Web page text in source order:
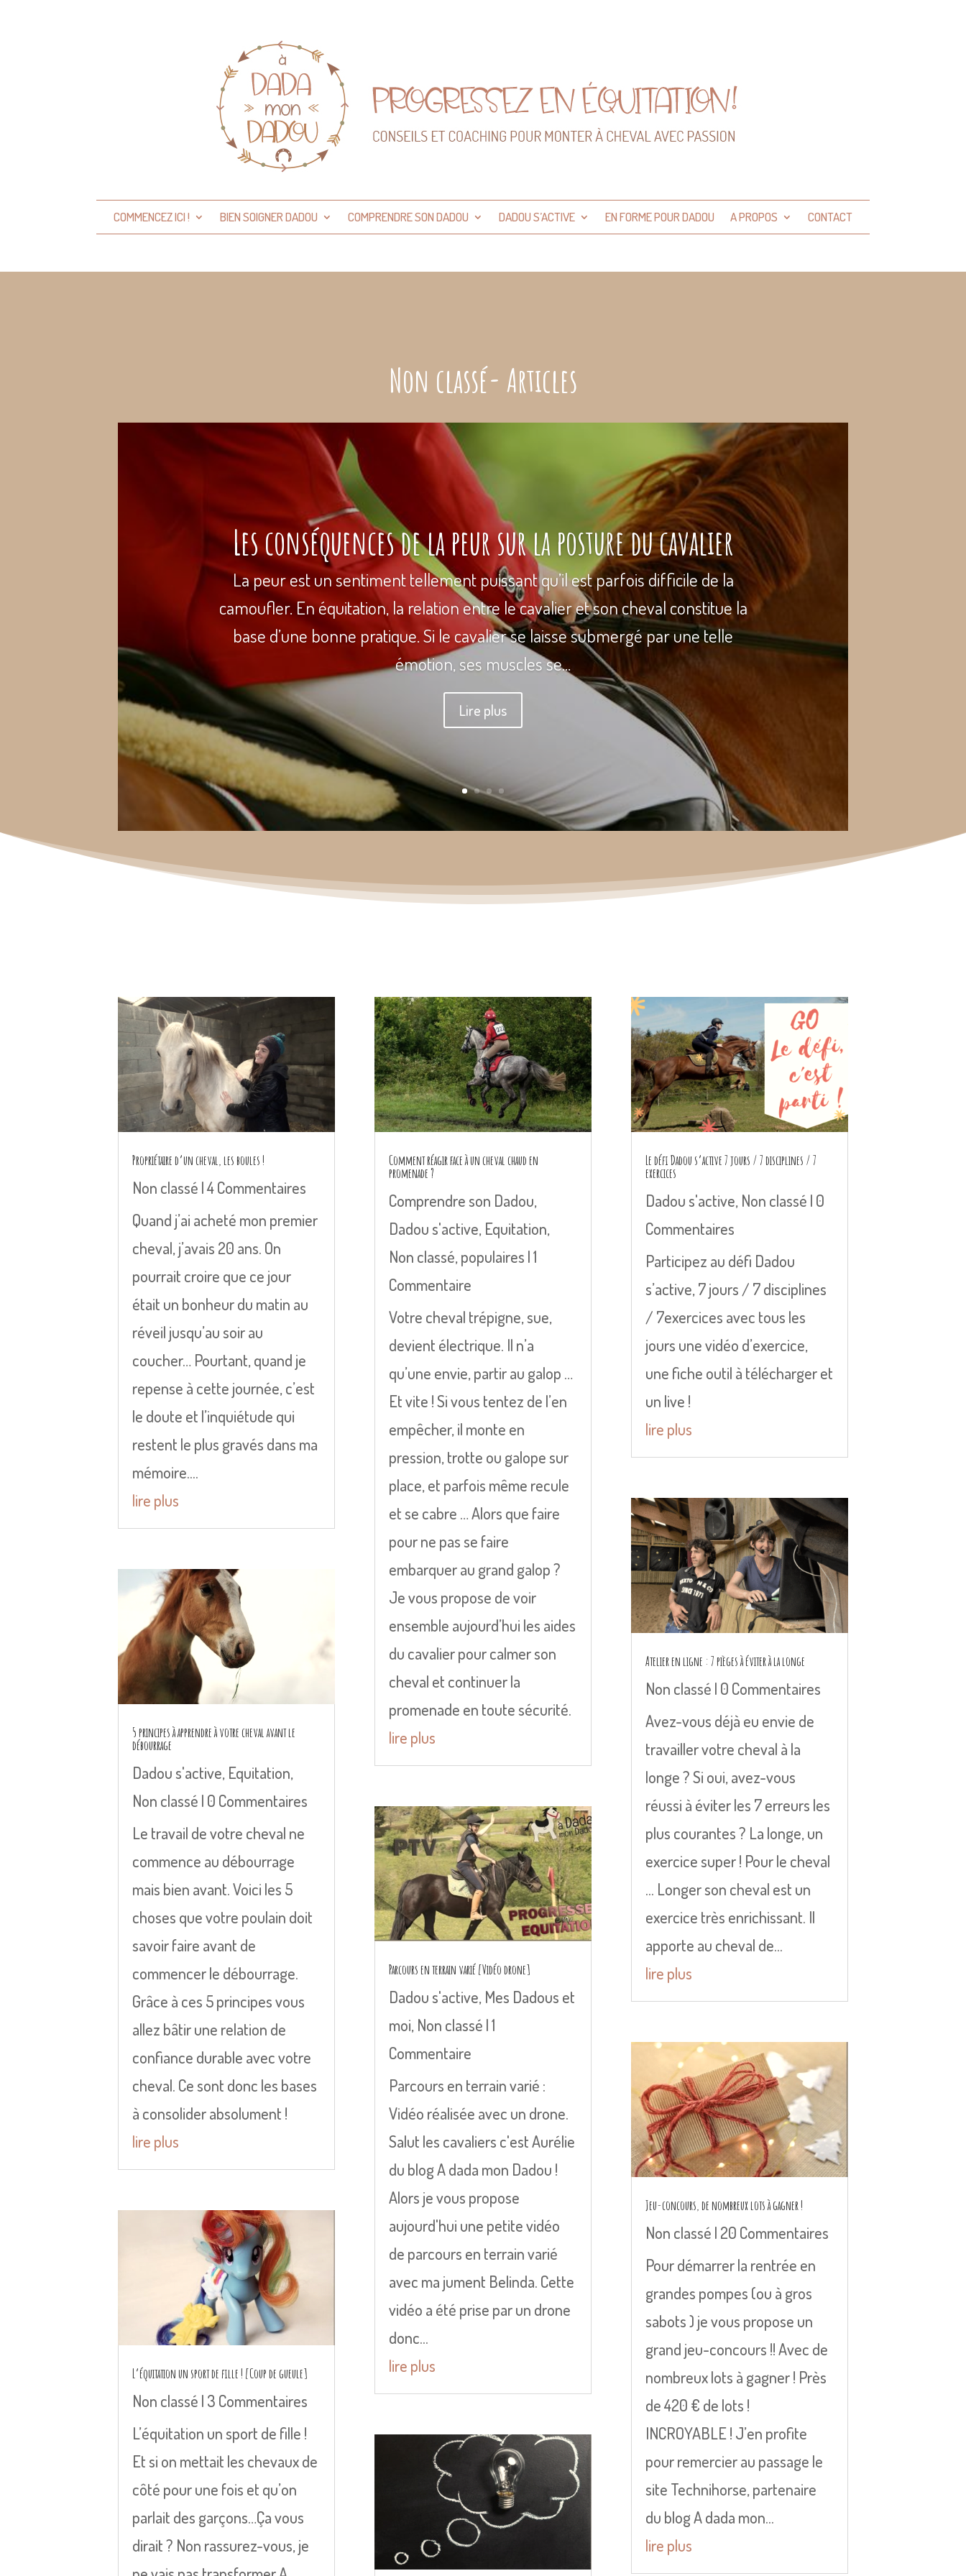
COMMENCEZ ICI ! BIEN SOIGNER DADOU COMPRENDRE SON DADOU DADOU S’ACTIVE EN FORME POUR DADOU A PROPOS CONTACT
Non classé- Articles
Les conséquences de la peur sur la posture du cavalier
La peur est un sentiment tellement puissant qu’il est parfois difficile de la
camoufler. En équitation, la relation entre le cavalier et son cheval constitue la
base d’une bonne pratique. Si le cavalier se laisse submergé par une telle
émotion, ses muscles se...
Lire plus
Propriétaire d’un cheval, les boules !
Non classé | 4 Commentaires
Quand j’ai acheté mon premier
cheval, j’avais 20 ans. On
pourrait croire que ce jour
était un bonheur du matin au
réveil jusqu’au soir au
coucher… Pourtant, quand je
repense à cette journée, c’est
le doute et l’inquiétude qui
restent le plus gravés dans ma
mémoire....
lire plus
5 principes à apprendre à votre cheval avant le
débourrage
Dadou s'active, Equitation,
Non classé | 0 Commentaires
Le travail de votre cheval ne
commence au débourrage
mais bien avant. Voici les 5
choses que votre poulain doit
savoir faire avant de
commencer le débourrage.
Grâce à ces 5 principes vous
allez bâtir une relation de
confiance durable avec votre
cheval. Ce sont donc les bases
à consolider absolument !
lire plus
L’équitation un sport de fille ! [Coup de gueule]
Non classé | 3 Commentaires
L’équitation un sport de fille !
Et si on mettait les chevaux de
côté pour une fois et qu’on
parlait des garçons…Ça vous
dirait ? Non rassurez-vous, je
Comment réagir face à un cheval chaud en
promenade ?
Comprendre son Dadou,
Dadou s'active, Equitation,
Non classé, populaires | 1
Commentaire
Votre cheval trépigne, sue,
devient électrique. Il n’a
qu’une envie, partir au galop …
Et vite ! Si vous tentez de l’en
empêcher, il monte en
pression, trotte ou galope sur
place, et parfois même recule
et se cabre … Alors que faire
pour ne pas se faire
embarquer au grand galop ?
Je vous propose de voir
ensemble aujourd’hui les aides
du cavalier pour calmer son
cheval et continuer la
promenade en toute sécurité.
lire plus
Parcours en terrain varié [Vidéo drone]
Dadou s'active, Mes Dadous et
moi, Non classé | 1
Commentaire
Parcours en terrain varié :
Vidéo réalisée avec un drone.
Salut les cavaliers c'est Aurélie
du blog A dada mon Dadou !
Alors je vous propose
aujourd'hui une petite vidéo
de parcours en terrain varié
avec ma jument Belinda. Cette
vidéo a été prise par un drone
donc...
lire plus
Le défi Dadou s’active 7 jours / 7 disciplines / 7
exercices
Dadou s'active, Non classé | 0
Commentaires
Participez au défi Dadou
s’active, 7 jours / 7 disciplines
/ 7exercices avec tous les
jours une vidéo d’exercice,
une fiche outil à télécharger et
un live !
lire plus
Atelier en ligne : 7 pièges à éviter à la longe
Non classé | 0 Commentaires
Avez-vous déjà eu envie de
travailler votre cheval à la
longe ? Si oui, avez-vous
réussi à éviter les 7 erreurs les
plus courantes ? La longe, un
exercice super ! Pour le cheval
... Longer son cheval est un
exercice très enrichissant. Il
apporte au cheval de...
lire plus
Jeu-concours, de nombreux lots à gagner !
Non classé | 20 Commentaires
Pour démarrer la rentrée en
grandes pompes (ou à gros
sabots ) je vous propose un
grand jeu-concours !! Avec de
nombreux lots à gagner ! Près
de 420 € de lots !
INCROYABLE ! J’en profite
pour remercier au passage le
site Technihorse, partenaire
du blog A dada mon...
lire plus